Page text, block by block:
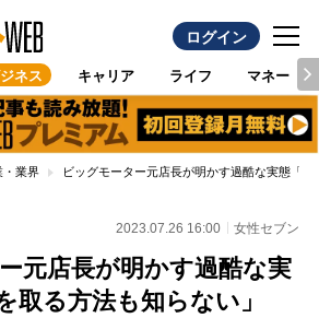
ログイン
ネス キャリア ライフ マネー
・業界 ビッグモーター元店長が明かす過酷な実態「
2023.07.26 16:00 女性セブン
元店長が明かす過酷な実
取る方法も知らない」